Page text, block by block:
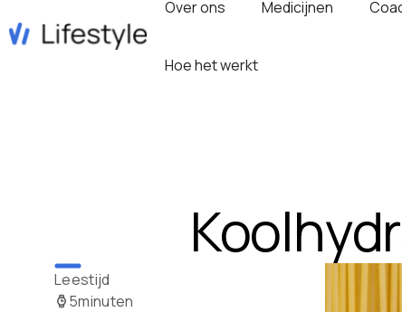
Over ons Medicijnen
Hoe het werkt
Leestijd
5minuten